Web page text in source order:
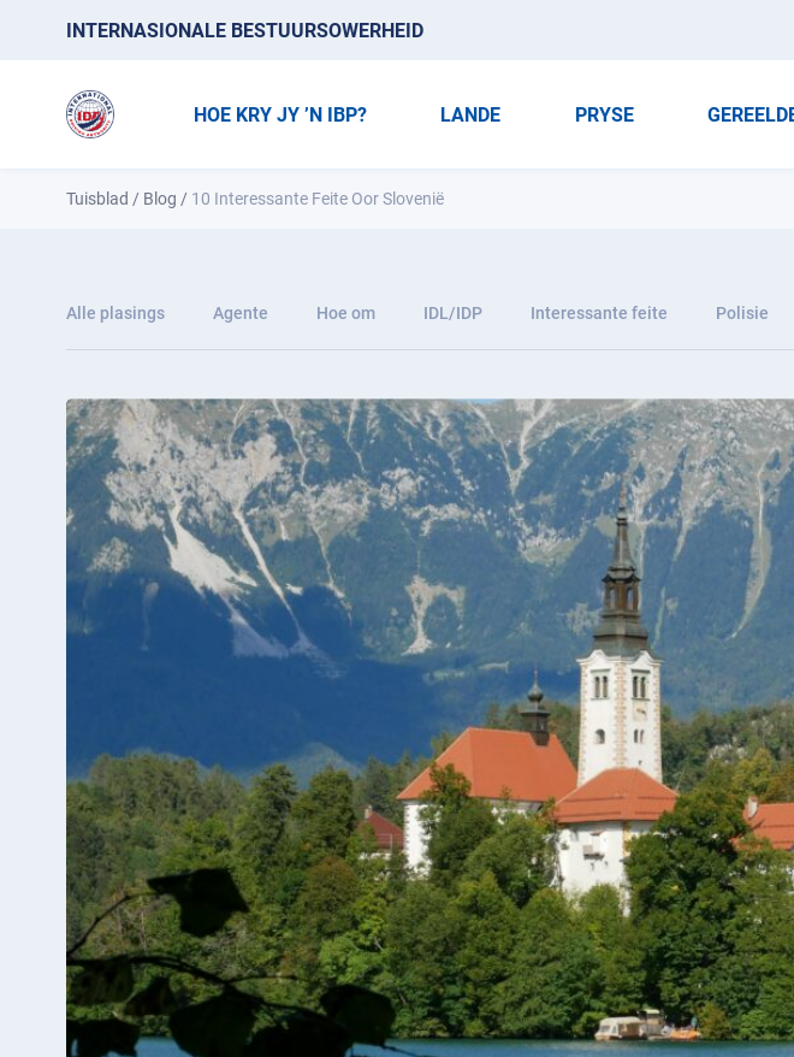
INTERNASIONALE BESTUURSOWERHEID
HOE KRY JY ’N IBP? LANDE PRYSE
Tuisblad / Blog / 10 Interessante Feite Oor Slovenië
Alle plasings Agente Hoe om IDL/IDP Interessante feite Polisie